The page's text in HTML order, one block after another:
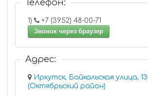
Телефон:
1)
+7 (3952) 48-00-71
Звонок через браузер
Адрес:
Иркутск, Байкальская улица,
(Октябрьский район)